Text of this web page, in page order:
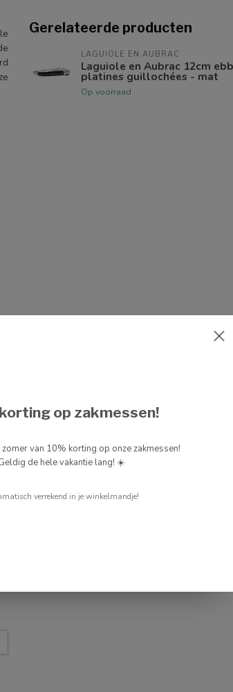
Gerelateerde producten
LAGUIOLE EN AUBRAC
Laguiole en Aubrac 12cm
platines guillochées - mat
Op voorraad
op zakmessen!
van 10% korting op onze zakmessen!
de hele vakantie lang! ☀️
verrekend in je winkelmandje!